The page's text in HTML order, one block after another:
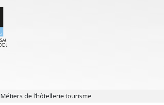
Métiers de l’hôtellerie tourisme